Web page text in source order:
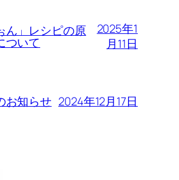
ん」レシピの原
ついて
2025年1
月11日
お知らせ 2024年12月17日